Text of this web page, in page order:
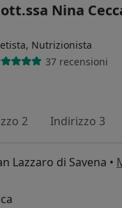
Nina
Nutrizionista
37 recensioni
2 Indirizzo 3
Lazzaro di Savena •